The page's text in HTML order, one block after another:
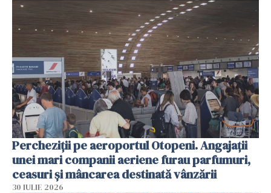
Percheziții pe aeroportul Otopeni. Angajații
unei mari companii aeriene furau parfumuri,
ceasuri și mâncarea destinată vânzării
30 IULIE 2026